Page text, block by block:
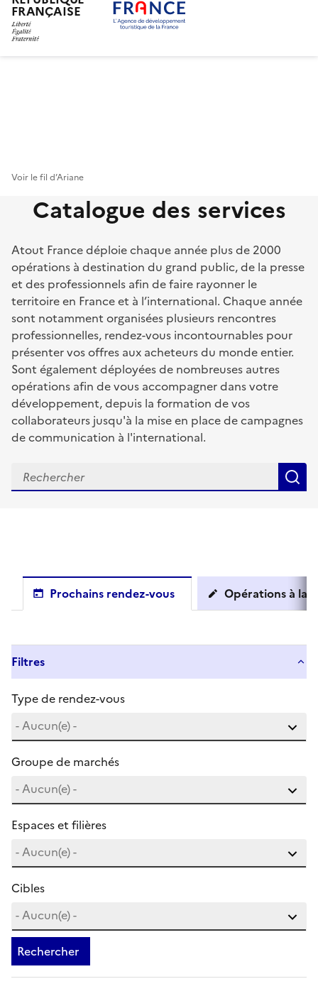
FRANÇAISE
Voir le fil d’Ariane
Catalogue des services
Atout France déploie chaque année plus de 2000
opérations à destination du grand public, de la presse
et des professionnels afin de faire rayonner le
territoire en France et à l’international. Chaque année
sont notamment organisées plusieurs rencontres
professionnelles, rendez-vous incontournables pour
présenter vos offres aux acheteurs du monde entier.
Sont également déployées de nombreuses autres
opérations afin de vous accompagner dans votre
développement, depuis la formation de vos
collaborateurs jusqu'à la mise en place de campagnes
de communication à l'international.
Prochains rendez-vous Opérations à la
Filtres
Type de rendez-vous
Groupe de marchés
Espaces et filières
Cibles
Rechercher